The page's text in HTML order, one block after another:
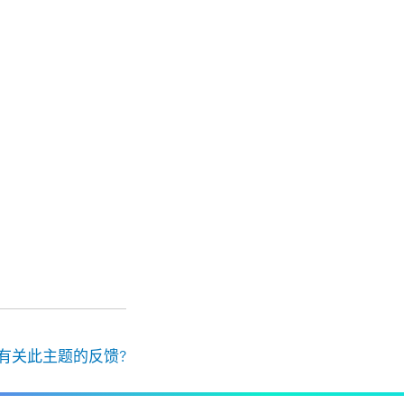
关此主题的反馈?